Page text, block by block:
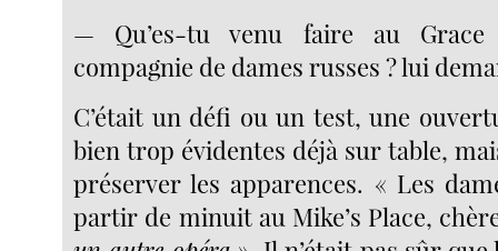
— Qu’es-tu venu faire au
compagnie de dames russes ? lui
C’était un défi ou un test, une
bien trop évidentes déjà sur table,
préserver les apparences. « Les
partir de minuit au Mike’s Place,